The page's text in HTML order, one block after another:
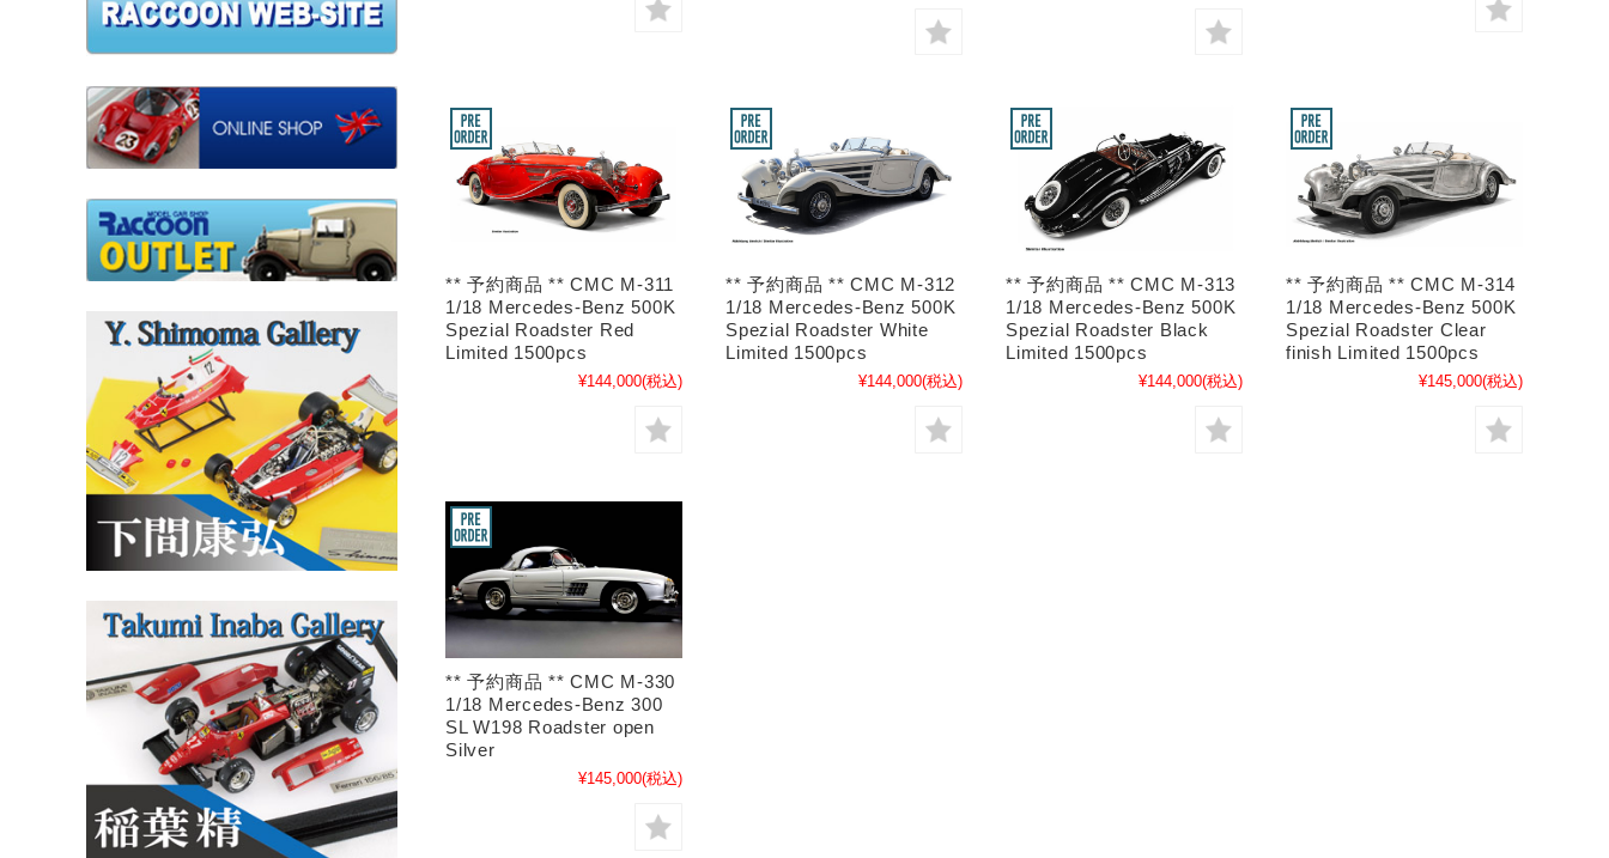
** 予約商品 ** CMC M-311
1/18 Mercedes-Benz 500K
Spezial Roadster Red
Limited 1500pcs
¥144,000(税込)
** 予約商品 ** CMC M-312
1/18 Mercedes-Benz 500K
Spezial Roadster White
Limited 1500pcs
¥144,000(税込)
** 予約商品 ** CMC M-313
1/18 Mercedes-Benz 500K
Spezial Roadster Black
Limited 1500pcs
¥144,000(税込)
** 予約商品 ** CMC M-314
1/18 Mercedes-Benz 500K
Spezial Roadster Clear
finish Limited 1500pcs
¥145,000(税込)
** 予約商品 ** CMC M-330
1/18 Mercedes-Benz 300
SL W198 Roadster open
Silver
¥145,000(税込)